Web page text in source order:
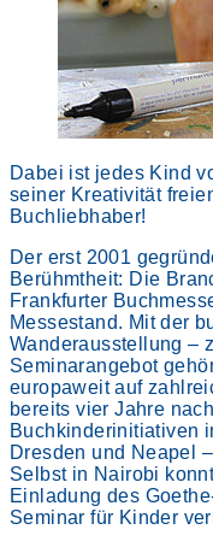
Dabei ist jedes Kind
seiner Kreativität
Buchliebhaber!
Der erst 2001
Berühmtheit: Die
Frankfurter
Messestand. Mit der
Wanderausstellung –
Seminarangebot
europaweit auf
bereits vier Jahre
Buchkinderinitiativen
Dresden und Neapel
Selbst in Nairobi
Einladung des
Seminar für Kinder